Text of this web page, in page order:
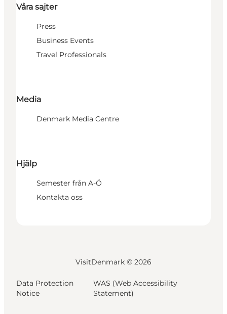
Våra sajter
Press
Business Events
Travel Professionals
Media
Denmark Media Centre
Hjälp
Semester från A-Ö
Kontakta oss
VisitDenmark © 2026
Data Protection
Notice
WAS (Web Accessibility
Statement)